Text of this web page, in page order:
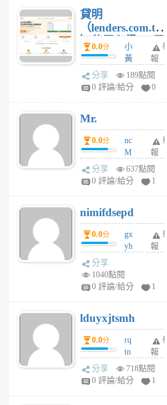
貸明
（lenders.com.tw
）使用心得 — 民
間貸款比較平台
體驗
0.0分
小
黃
蜂
4
舉
報
分享
189點閱
0 評論/給分
0
Mr.
0.0分
nc
M
U
F
U
5
個
月
舉
報
分享
637點閱
0 評論/給分
1
nimifdsepd
0.0分
gx
yh
jl
月
前
舉
報
分享
1040點閱
0 評論/給分
1
lduyxjtsmh
0.0分
rq
tn
jt
gl
舉
報
分享
718點閱
0 評論/給分
1